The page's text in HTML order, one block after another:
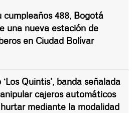
cumpleaños 488, Bogotá
una nueva estación de
en Ciudad Bolívar
‘Los Quintis’, banda señalada
cajeros automáticos
mediante la modalidad